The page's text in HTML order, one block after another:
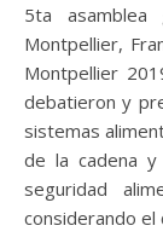
5ta
Montpellier,
Montpellier
debatieron y
sistemas
de la cadena
seguridad
considerando